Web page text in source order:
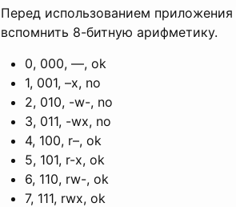
Перед использованием приложения
вспомнить 8-битную арифметику.
0, 000, —, ok
1, 001, –x, no
2, 010, -w-, no
3, 011, -wx, no
4, 100, r–, ok
5, 101, r-x, ok
6, 110, rw-, ok
7, 111, rwx, ok